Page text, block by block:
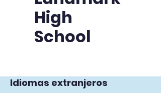
High
School
Idiomas extranjeros